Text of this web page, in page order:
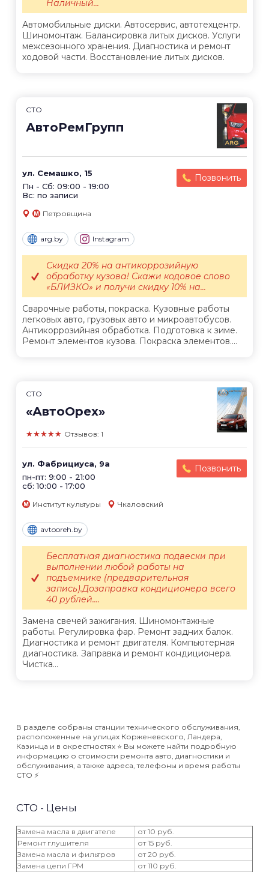
Автомобильные диски. Автосервис, автотехцентр.
Шиномонтаж. Балансировка литых дисков. Услуги
межсезонного хранения. Диагностика и ремонт
ходовой части. Восстановление литых дисков.
Наличный...
СТО
АвтоРемГрупп
ул. Семашко, 15
Пн - Сб: 09:00 - 19:00
Вс: по записи
Позвонить
Петровщина
arg.by Instagram
Сварочные работы, покраска. Кузовные работы
легковых авто, грузовых авто и микроавтобусов.
Антикоррозийная обработка. Подготовка к зиме.
Ремонт элементов кузова. Покраска элементов....
Скидка 20% на антикоррозийную
обработку кузова! Скажи кодовое слово
«БЛИЗКО» и получи скидку 10% на...
СТО
«АвтоОрех»
★★★★★ Отзывов: 1
ул. Фабрициуса, 9а
пн-пт: 9:00 - 21:00
сб: 10:00 - 17:00
Позвонить
Институт культуры Чкаловский
avtooreh.by
Замена свечей зажигания. Шиномонтажные
работы. Регулировка фар. Ремонт задних балок.
Диагностика и ремонт двигателя. Компьютерная
диагностика. Заправка и ремонт кондиционера.
Чистка...
Бесплатная диагностика подвески при
выполнении любой работы на
подъемнике (предварительная
запись).Дозаправка кондиционера всего
40 рублей....
В разделе собраны станции технического обслуживания,
расположенные на улицах Корженевского, Ландера,
Казинца и в окрестностях ⭐️ Вы можете найти подробную
информацию о стоимости ремонта авто, диагностики и
обслуживания, а также адреса, телефоны и время работы
СТО ⚡️
СТО - Цены
Замена масла в двигателе
от 10 руб.
Ремонт глушителя
от 15 руб.
Замена масла и фильтров
от 20 руб.
Замена цепи ГРМ
от 110 руб.